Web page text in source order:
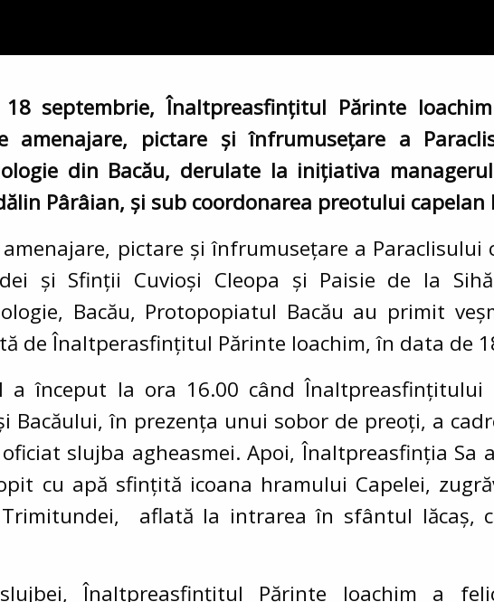
septembrie, Înaltpreasfințitul Părinte
amenajare, pictare și înfrumusețare a
din Bacău, derulate la inițiativa
Pârâian, și sub coordonarea preotului
pictare și înfrumusețare a
și Sfinții Cuvioși Cleopa și Paisie de la
Bacău, Protopopiatul Bacău au primit
de Înaltperasfințitul Părinte Ioachim, în data de
a început la ora 16.00 când Înaltpreasfințitului
Bacăului, în prezența unui sobor de preoți, a
slujba agheasmei. Apoi, Înaltpreasfinția Sa
cu apă sfințită icoana hramului Capelei,
aflată la intrarea în sfântul lăcaș,
Înaltpreasfințitul Părinte Ioachim a